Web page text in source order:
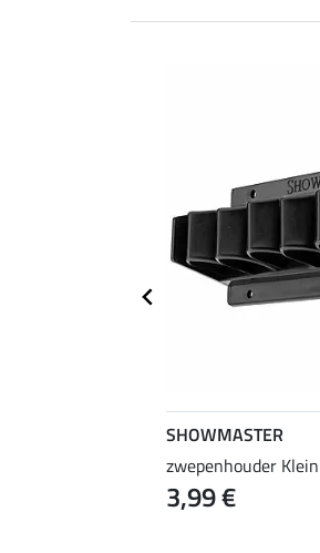
SHOWMASTER
zwepenhouder Klein
3,99 €